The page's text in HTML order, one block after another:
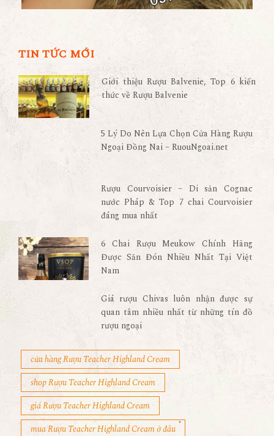
TIN TỨC MỚI
Giới thiệu Rượu Balvenie, Top 6 kiến
thức về Rượu Balvenie
5 Lý Do Nên Lựa Chọn Cửa Hàng Rượu
Ngoại Đồng Nai – RuouNgoai.net
Rượu Courvoisier – Di sản Cognac
nước Pháp & Top 7 chai Courvoisier
đáng mua nhất
6 Chai Rượu Meukow Chính Hãng
Được Săn Đón Nhiều Nhất Tại Việt
Nam
Giá rượu Chivas luôn nhận được sự
quan tâm nhiều nhất từ những tín đồ
rượu ngoại
cửa hàng Rượu Teacher Highland Cream
shop Rượu Teacher Highland Cream
giá Rượu Teacher Highland Cream
mua Rượu Teacher Highland Cream ở đâu